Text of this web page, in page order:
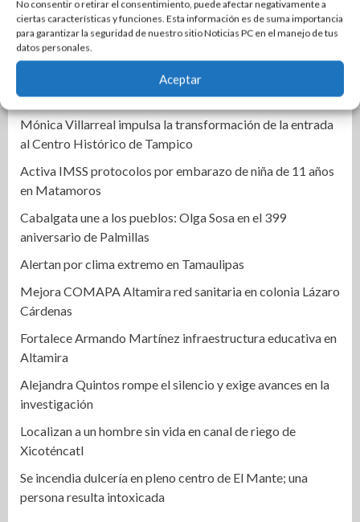
No consentir o retirar el consentimiento, puede afectar negativamente a
ciertas características y funciones. Esta información es de suma importancia
para garantizar la seguridad de nuestro sitio Noticias PC en el manejo de tus
datos personales.
Aceptar
Ciudad Madero honra el legado inmortal de Roberto
Cantoral con una emotiva velada artística y cultural
Narro y De la Portilla cierran filas por Altamira
Llama Abraham Vargas a recuperar la confianza de la base
trabajadora del ISSSTE en Tamaulipas
Mónica Villarreal impulsa la transformación de la entrada
al Centro Histórico de Tampico
Activa IMSS protocolos por embarazo de niña de 11 años
en Matamoros
Cabalgata une a los pueblos: Olga Sosa en el 399
aniversario de Palmillas
Alertan por clima extremo en Tamaulipas
Mejora COMAPA Altamira red sanitaria en colonia Lázaro
Cárdenas
Fortalece Armando Martínez infraestructura educativa en
Altamira
Alejandra Quintos rompe el silencio y exige avances en la
investigación
Localizan a un hombre sin vida en canal de riego de
Xicoténcatl
Se incendia dulcería en pleno centro de El Mante; una
persona resulta intoxicada